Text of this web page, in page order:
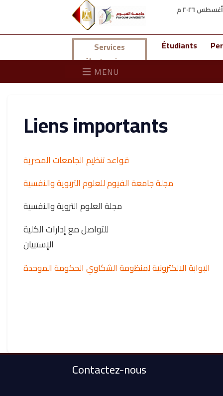
Services
électroniques
Étudiants
MENU
Liens importants
قواعد تنظيم الجامعات المصرية
مجلة جامعة الفيوم للعلوم التربوية والنفسية
مجلة العلوم التروية والنفسية
للتواصل مع إدارات الكلية
الإستبيان
البوابة الالكترونية لمنظومة الشكاوي الحكومة الموحدة
Contactez-nous